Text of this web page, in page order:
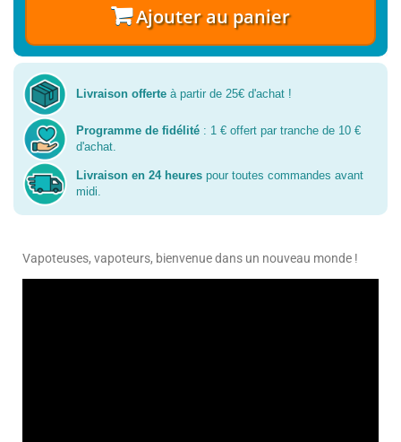
Ajouter au panier
Livraison offerte à partir de 25€ d'achat !
Programme de fidélité : 1 € offert par tranche de 10 €
d'achat.
Livraison en 24 heures pour toutes commandes avant
midi.
Vapoteuses, vapoteurs, bienvenue dans un nouveau monde !